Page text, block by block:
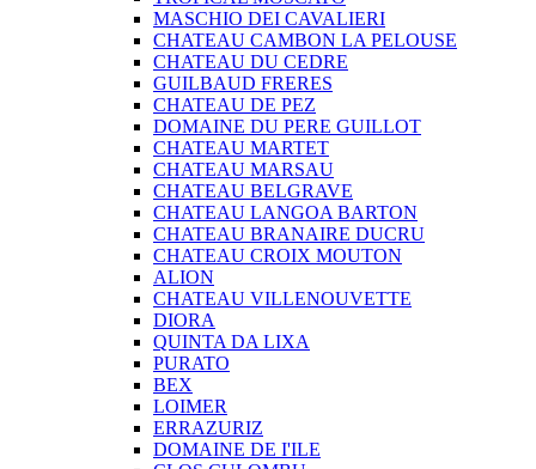
MASCHIO DEI CAVALIERI
CHATEAU CAMBON LA PELOUSE
CHATEAU DU CEDRE
GUILBAUD FRERES
CHATEAU DE PEZ
DOMAINE DU PERE GUILLOT
CHATEAU MARTET
CHATEAU MARSAU
CHATEAU BELGRAVE
CHATEAU LANGOA BARTON
CHATEAU BRANAIRE DUCRU
CHATEAU CROIX MOUTON
ALION
CHATEAU VILLENOUVETTE
DIORA
QUINTA DA LIXA
PURATO
BEX
LOIMER
ERRAZURIZ
DOMAINE DE I'ILE